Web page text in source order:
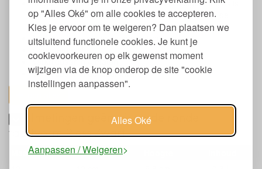
op "Alles Oké" om alle cookies te accepteren.
Kies je ervoor om te weigeren? Dan plaatsen we
uitsluitend functionele cookies. Je kunt je
cookievoorkeuren op elk gewenst moment
wijzigen via de knop onderop de site "cookie
instellingen aanpassen".
Alles Oké
Aanpassen / Weigeren
Mogen in de vaatwasser. Omdat emaille eigenlijk glas is,
hou je de schaal het mooist glanzend door hem in de
vaatwasser op het glasprogramma te wassen
Niet geschikt voor in de magnetron
Handgemaakt
Verkrijgbaar in 4 maten
Verkrijgbaar in de kleur zwart
Afmetingen geëmailleerde ronde
taartvorm Riess Zwart
Maat Diameter